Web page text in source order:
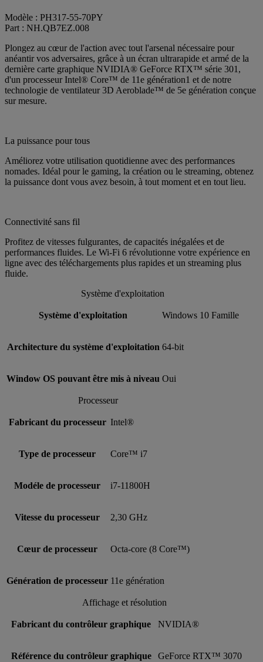
Modèle : PH317-55-70PY
Part : NH.QB7EZ.008
Plongez au cœur de l'action avec tout l'arsenal nécessaire pour
anéantir vos adversaires, grâce à un écran ultrarapide et armé de la
dernière carte graphique NVIDIA® GeForce RTX™ série 301,
d'un processeur Intel® Core™ de 11e génération1 et de notre
technologie de ventilateur 3D Aeroblade™ de 5e génération conçue
sur mesure.
La puissance pour tous
Améliorez votre utilisation quotidienne avec des performances
nomades. Idéal pour le gaming, la création ou le streaming, obtenez
la puissance dont vous avez besoin, à tout moment et en tout lieu.
Connectivité sans fil
Profitez de vitesses fulgurantes, de capacités inégalées et de
performances fluides. Le Wi-Fi 6 révolutionne votre expérience en
ligne avec des téléchargements plus rapides et un streaming plus
fluide.
Système d'exploitation
Système d'exploitation Windows 10 Famille
Architecture du système d'exploitation 64-bit
Window OS pouvant être mis à niveau Oui
Processeur
Fabricant du processeur Intel®
Type de processeur Core™ i7
Modéle de processeur i7-11800H
Vitesse du processeur 2,30 GHz
Cœur de processeur Octa-core (8 Core™)
Génération de processeur 11e génération
Affichage et résolution
Fabricant du contrôleur graphique NVIDIA®
Référence du contrôleur graphique GeForce RTX™ 3070